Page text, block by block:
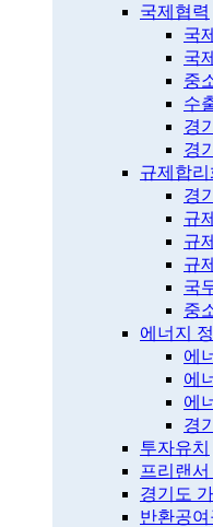
국제협력
국
국
중
수
경
경
규제합리
경
규
규
규
국
중
에너지
에
에
에
경
투자유치
프리랜
경기도
반환공여